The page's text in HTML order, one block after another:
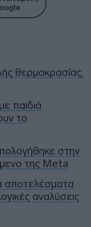
θερμοκρασίας,
παιδιά
το
στην
της Meta
αποτελέσματα
αναλύσεις